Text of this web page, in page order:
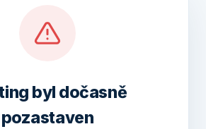
byl dočasně
pozastaven